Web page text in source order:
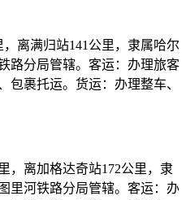
，离满归站141公里，隶属哈尔
路分局管辖。客运：办理旅客
包裹托运。货运：办理整车、
，离加格达奇站172公里，隶
里河铁路分局管辖。客运：办